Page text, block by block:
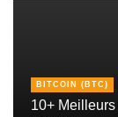
BITCOIN (BTC)
10+